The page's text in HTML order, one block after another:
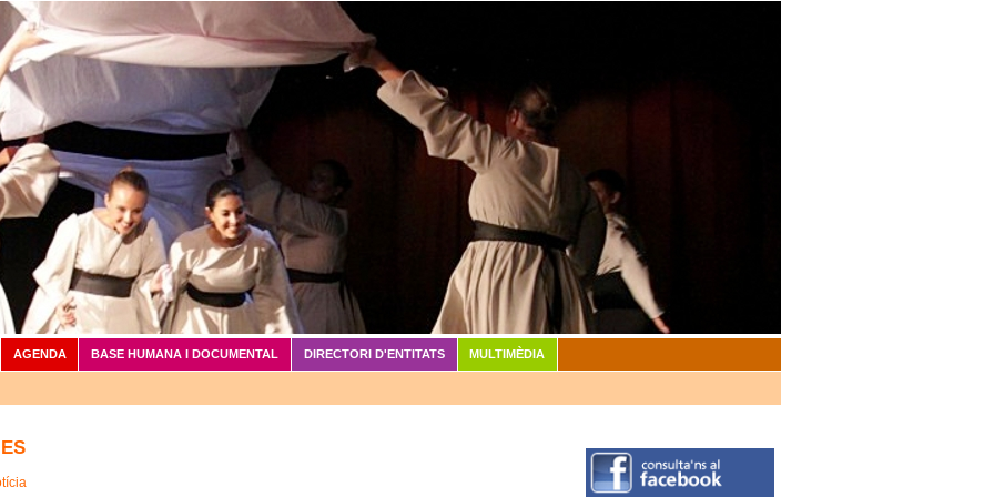
Vés al contingut
AGENDA BASE HUMANA I DOCUMENTAL DIRECTORI D'ENTITATS MULTIMÈDIA